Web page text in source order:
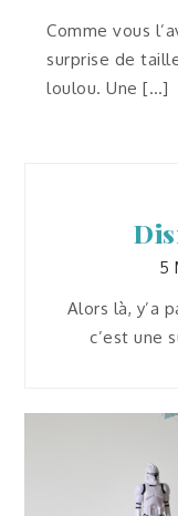
Comme vous
surprise de
loulou. Une […]
5
Alors là, y’a
c’est une